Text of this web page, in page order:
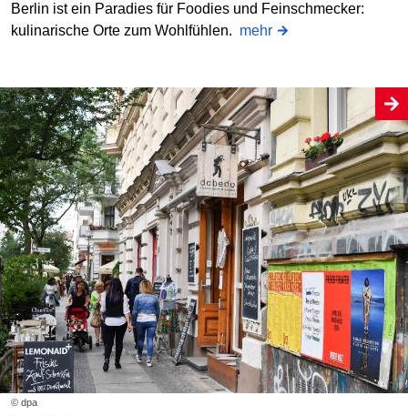
Berlin ist ein Paradies für Foodies und Feinschmecker:
kulinarische Orte zum Wohlfühlen. mehr
© dpa